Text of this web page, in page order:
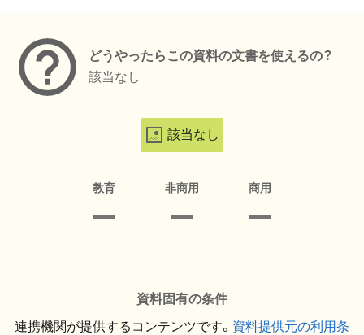
どうやったらこの資料の文書を使えるの？
該当なし
該当なし
教育 非商用 商用
資料固有の条件
連携機関が提供するコンテンツです。 資料提供元の利用条